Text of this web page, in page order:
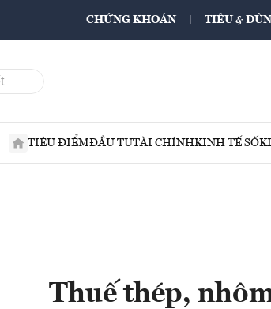
CHỨNG KHOÁN TIÊU &
TIÊU ĐIỂMĐẦU TƯTÀI CHÍNHKINH TẾ SỐ
Thuế thép,